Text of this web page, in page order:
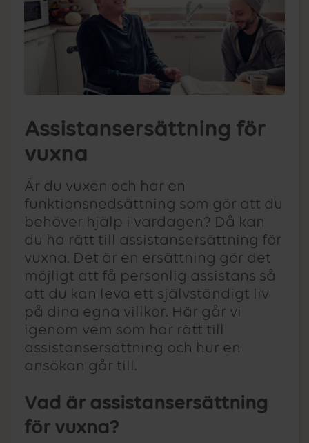
Assistansersättning för
vuxna
Är du vuxen och har en
funktionsnedsättning som gör att du
behöver hjälp i vardagen? Då kan
du ha rätt till assistansersättning för
vuxna. Det är en ersättning gör det
möjligt att få personlig assistans så
att du kan leva ett självständigt liv
på dina egna villkor. Här går vi
igenom vem som har rätt till
assistansersättning och hur en
ansökan går till.
Vad är assistansersättning
för vuxna?